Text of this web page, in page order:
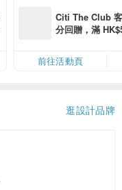
Citi The Club
分回贈，滿
前往活動頁
逛設計品牌